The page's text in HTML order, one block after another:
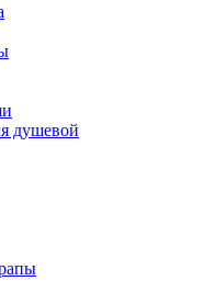
душевой